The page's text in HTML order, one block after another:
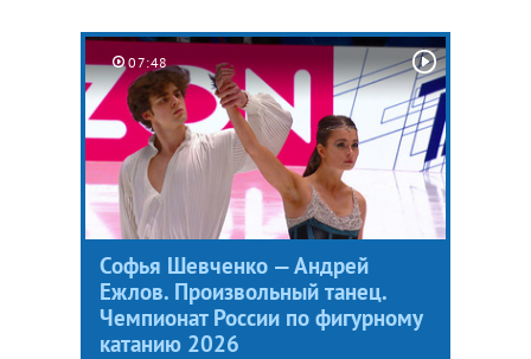
07:48
Софья Шевченко — Андрей
Ежлов. Произвольный танец.
Чемпионат России по фигурному
катанию 2026